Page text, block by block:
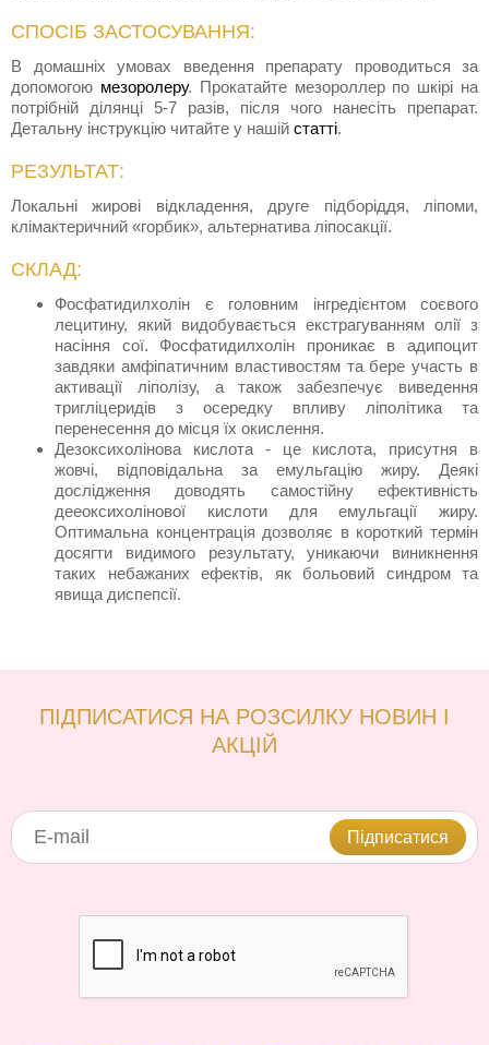
СПОСІБ ЗАСТОСУВАННЯ:
В домашніх умовах введення препарату проводиться за
допомогою мезоролеру. Прокатайте мезороллер по шкірі на
потрібній ділянці 5-7 разів, після чого нанесіть препарат.
Детальну інструкцію читайте у нашій статті.
РЕЗУЛЬТАТ:
Локальні жирові відкладення, друге підборіддя, ліпоми,
клімактеричний «горбик», альтернатива ліпосакції.
СКЛАД:
Фосфатидилхолін є головним інгредієнтом соєвого
лецитину, який видобувається екстрагуванням олії з
насіння сої. Фосфатидилхолін проникає в адипоцит
завдяки амфіпатичним властивостям та бере участь в
активації ліполізу, а також забезпечує виведення
тригліцеридів з осередку впливу ліполітика та
перенесення до місця їх окислення.
Дезоксихолінова кислота - це кислота, присутня в
жовчі, відповідальна за емульгацію жиру. Деякі
дослідження доводять самостійну ефективність
дееоксихолінової кислоти для емульгації жиру.
Оптимальна концентрація дозволяє в короткий термін
досягти видимого результату, уникаючи виникнення
таких небажаних ефектів, як больовий синдром та
явища диспепсії.
ПІДПИСАТИСЯ НА РОЗСИЛКУ НОВИН І
АКЦІЙ
Підписатися